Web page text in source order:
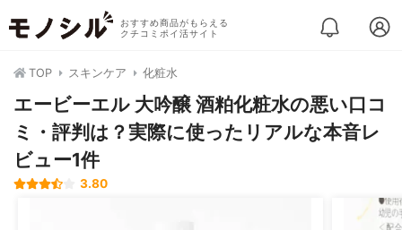
おすすめ商品がもらえる
クチコミポイ活サイト
TOP スキンケア 化粧水
エービーエル 大吟醸 酒粕化粧水の悪い口コ
ミ・評判は？実際に使ったリアルな本音レ
ビュー1件
3.80